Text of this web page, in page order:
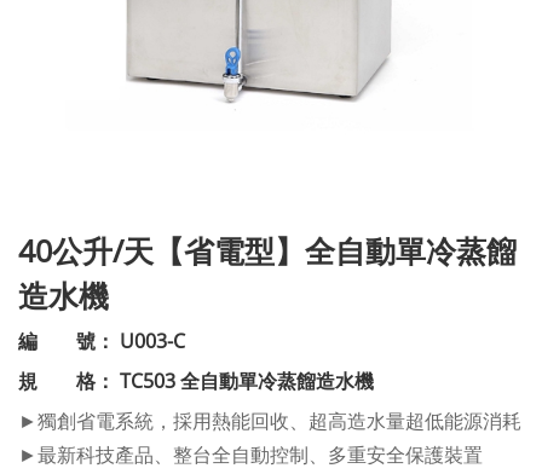
40公升/天【省電型】全自動單冷蒸餾
造水機
編 號： U003-C
規 格： TC503 全自動單冷蒸餾造水機
►獨創省電系統，採用熱能回收、超高造水量超低能源消耗
►最新科技產品、整台全自動控制、多重安全保護裝置